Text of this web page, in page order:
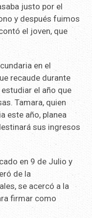
justo por el
y después fuimos
el joven, que
en el
recaude durante
el año que
Tamara, quien
este año, planea
sus ingresos
en 9 de Julio y
de la
se acercó a la
firmar como